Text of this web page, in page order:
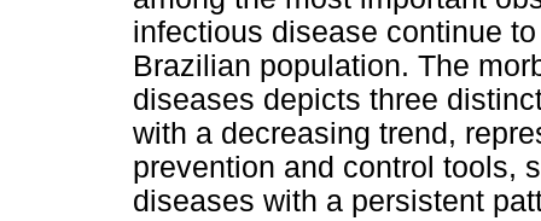
infectious disease continue
Brazilian population. The
diseases depicts three
with a decreasing trend,
prevention and control tools,
diseases with a persistent